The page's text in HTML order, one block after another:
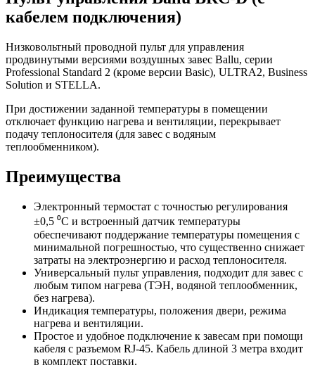
кабелем подключения)
Низковольтный проводной пульт для управления
продвинутыми версиями воздушных завес Ballu, серии
Professional Standard 2 (кроме версии Basic), ULTRA2, Business
Solution и STELLA.
При достижении заданной температуры в помещении
отключает функцию нагрева и вентиляции, перекрывает
подачу теплоносителя (для завес с водяным
теплообменником).
Преимущества
Электронный термостат с точностью регулирования
±0,5 ⁰С и встроенный датчик температуры
обеспечивают поддержание температуры помещения с
минимальной погрешностью, что существенно снижает
затраты на электроэнергию и расход теплоносителя.
Универсальный пульт управления, подходит для завес с
любым типом нагрева (ТЭН, водяной теплообменник,
без нагрева).
Индикация температуры, положения двери, режима
нагрева и вентиляции.
Простое и удобное подключение к завесам при помощи
кабеля с разъемом RJ-45. Кабель длиной 3 метра входит
в комплект поставки.